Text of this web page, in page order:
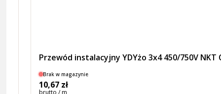
Przewód instalacyjny YDYżo 3x4 450/750V NKT
Brak w magazynie
10,67 zł
brutto / m